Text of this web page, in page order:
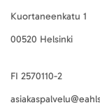
Kuortaneenkatu 1
00520 Helsinki
FI 2570110-2